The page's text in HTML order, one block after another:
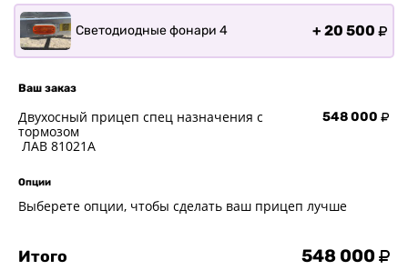
О заводе
Получить прицеп
Светодиодные фонари 4 + 20 500
Ваш заказ
Двухосный прицеп спец назначения с
тормозом
ЛАВ 81021A
548 000
Опции
Выберете опции, чтобы сделать ваш прицеп лучше
Итого 548 000